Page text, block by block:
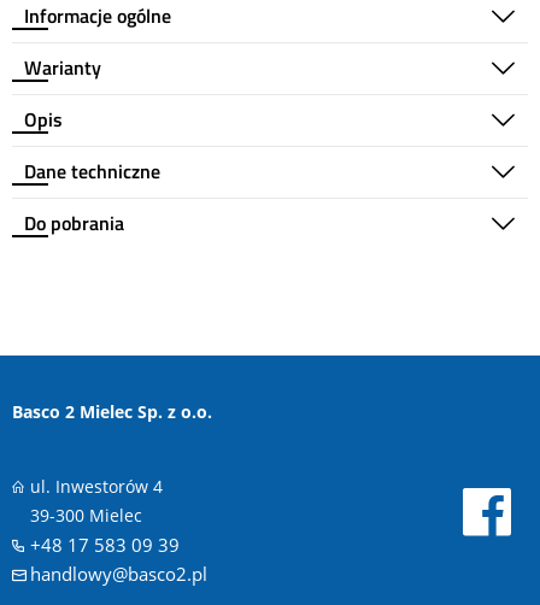
Informacje ogólne
Warianty
Opis
Dane techniczne
Do pobrania
Basco 2 Mielec Sp. z o.o.
ul. Inwestorów 4
39-300 Mielec
+48 17 583 09 39
handlowy@basco2.pl